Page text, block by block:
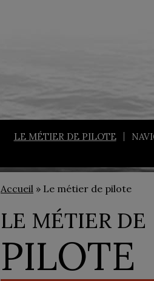
LE MÉTIER DE PILOTE
Accueil » Le métier de pilote
LE MÉTIER DE
PILOTE